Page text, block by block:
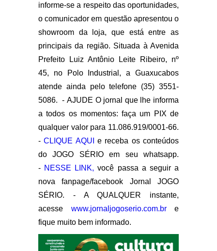
informe-se a respeito das oportunidades,
o comunicador em questão apresentou o
showroom da loja, que está entre as
principais da região. Situada à Avenida
Prefeito Luiz Antônio Leite Ribeiro, nº
45, no Polo Industrial, a Guaxucabos
atende ainda pelo telefone (35) 3551-
5086. - AJUDE O jornal que lhe informa
a todos os momentos: faça um PIX de
qualquer valor para 11.086.919/0001-66.
-CLIQUE AQUI
e receba os conteúdos
do JOGO SÉRIO em seu whatsapp.
- NESSE LINK, você passa a seguir a
nova fanpage/facebook Jornal JOGO
SÉRIO. - A QUALQUER instante,
acesse www.jornaljogoserio.com.bre
fique muito bem informado.